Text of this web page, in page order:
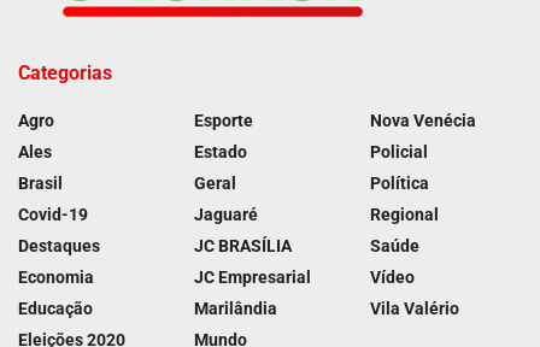
Categorias
Agro
Ales
Brasil
Covid-19
Destaques
Economia
Educação
Eleições 2020
Esporte
Estado
Geral
Jaguaré
JC BRASÍLIA
JC Empresarial
Marilândia
Mundo
Nova Venécia
Policial
Política
Regional
Saúde
Vídeo
Vila Valério